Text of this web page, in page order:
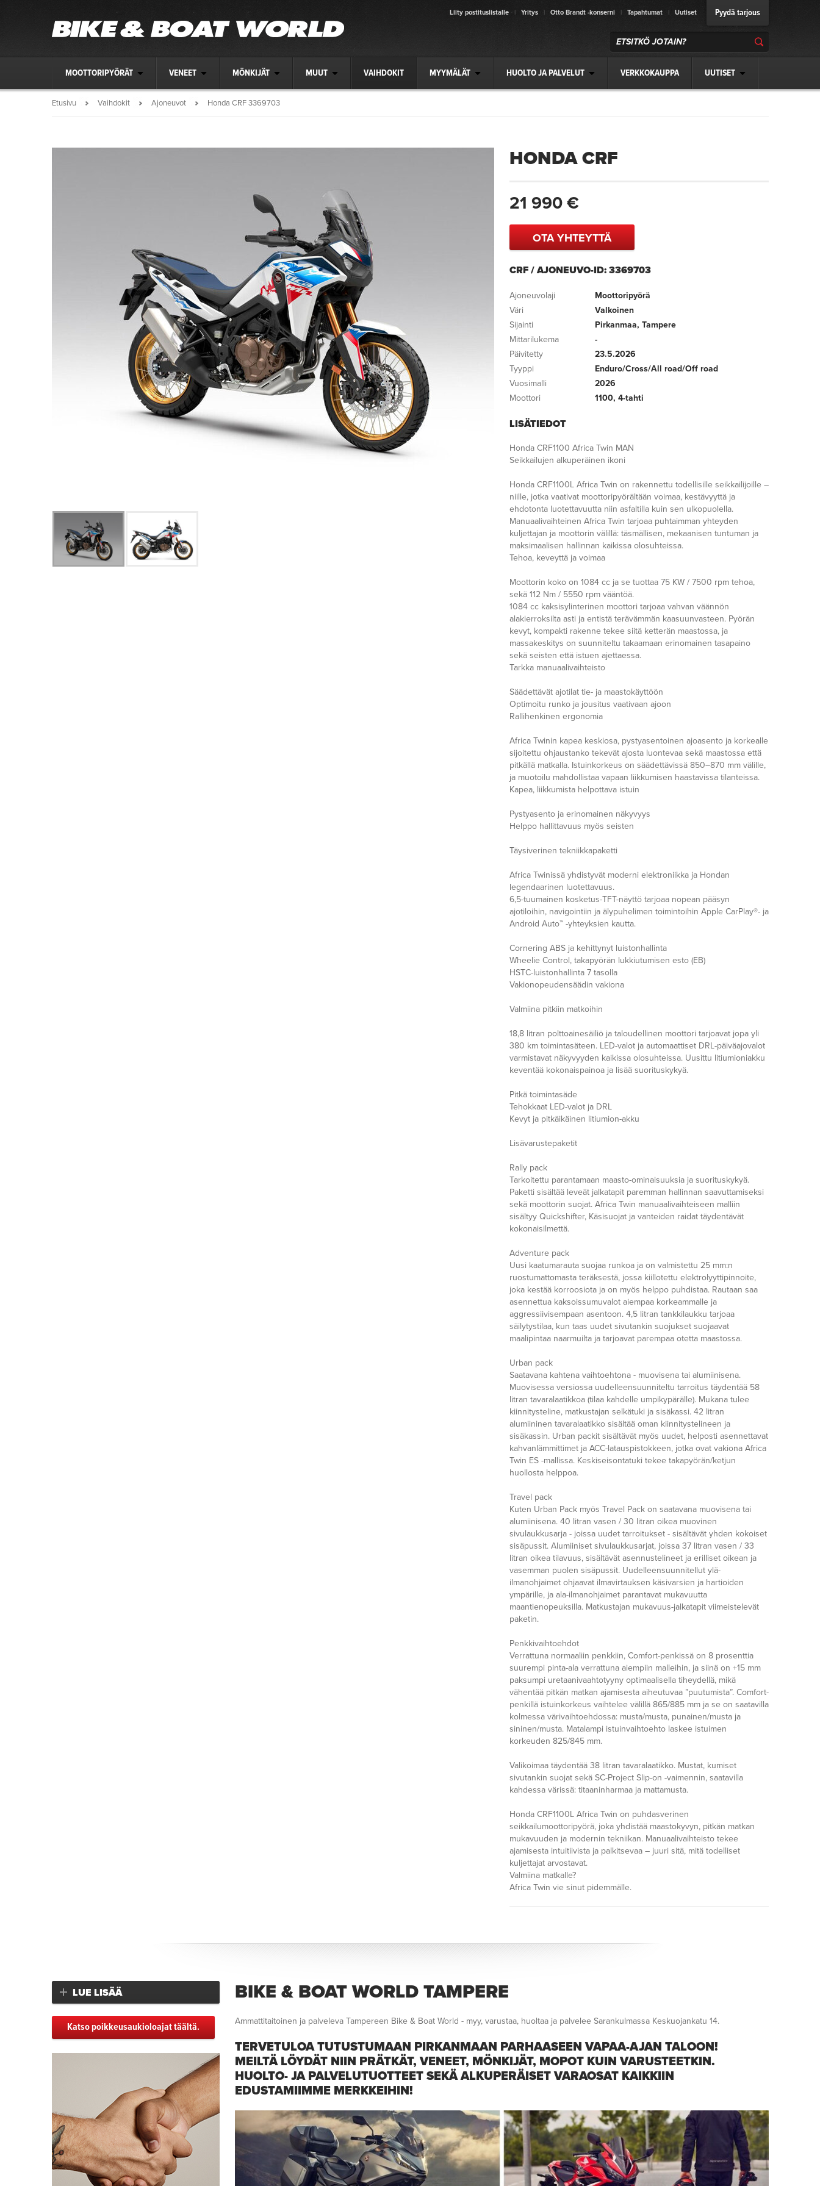
Liity postituslistalle | Yritys | Otto Brandt -konserni | Tapahtumat | Uutiset Pyydä tarjous
MOOTTORIPYÖRÄT VENEET MÖNKIJÄT MUUT VAIHDOKIT MYYMÄLÄT HUOLTO JA PALVELUT VERKKOKAUPPA UUTISET
Etusivu Vaihdokit Ajoneuvot Honda CRF 3369703
HONDA CRF
21 990 €
OTA YHTEYTTÄ
CRF / AJONEUVO-ID: 3369703
Ajoneuvolaji
Moottoripyörä
Väri
Valkoinen
Sijainti
Pirkanmaa, Tampere
Mittarilukema
-
Päivitetty
23.5.2026
Tyyppi
Enduro/Cross/All road/Off road
Vuosimalli
2026
Moottori
1100, 4-tahti
LISÄTIEDOT
Honda CRF1100 Africa Twin MAN
Seikkailujen alkuperäinen ikoni
Honda CRF1100L Africa Twin on rakennettu todellisille seikkailijoille –
niille, jotka vaativat moottoripyörältään voimaa, kestävyyttä ja
ehdotonta luotettavuutta niin asfaltilla kuin sen ulkopuolella.
Manuaalivaihteinen Africa Twin tarjoaa puhtaimman yhteyden
kuljettajan ja moottorin välillä: täsmällisen, mekaanisen tuntuman ja
maksimaalisen hallinnan kaikissa olosuhteissa.
Tehoa, keveyttä ja voimaa
Moottorin koko on 1084 cc ja se tuottaa 75 KW / 7500 rpm tehoa,
sekä 112 Nm / 5550 rpm vääntöä.
1084 cc kaksisylinterinen moottori tarjoaa vahvan väännön
alakierroksilta asti ja entistä terävämmän kaasuunvasteen. Pyörän
kevyt, kompakti rakenne tekee siitä ketterän maastossa, ja
massakeskitys on suunniteltu takaamaan erinomainen tasapaino
sekä seisten että istuen ajettaessa.
Tarkka manuaalivaihteisto
Säädettävät ajotilat tie- ja maastokäyttöön
Optimoitu runko ja jousitus vaativaan ajoon
Rallihenkinen ergonomia
Africa Twinin kapea keskiosa, pystyasentoinen ajoasento ja korkealle
sijoitettu ohjaustanko tekevät ajosta luontevaa sekä maastossa että
pitkällä matkalla. Istuinkorkeus on säädettävissä 850–870 mm välille,
ja muotoilu mahdollistaa vapaan liikkumisen haastavissa tilanteissa.
Kapea, liikkumista helpottava istuin
Pystyasento ja erinomainen näkyvyys
Helppo hallittavuus myös seisten
Täysiverinen tekniikkapaketti
Africa Twinissä yhdistyvät moderni elektroniikka ja Hondan
legendaarinen luotettavuus.
6,5-tuumainen kosketus-TFT-näyttö tarjoaa nopean pääsyn
ajotiloihin, navigointiin ja älypuhelimen toimintoihin Apple CarPlay®- ja
Android Auto™ -yhteyksien kautta.
Cornering ABS ja kehittynyt luistonhallinta
Wheelie Control, takapyörän lukkiutumisen esto (EB)
HSTC-luistonhallinta 7 tasolla
Vakionopeudensäädin vakiona
Valmiina pitkiin matkoihin
18,8 litran polttoainesäiliö ja taloudellinen moottori tarjoavat jopa yli
380 km toimintasäteen. LED-valot ja automaattiset DRL-päiväajovalot
varmistavat näkyvyyden kaikissa olosuhteissa. Uusittu litiumioniakku
keventää kokonaispainoa ja lisää suorituskykyä.
Pitkä toimintasäde
Tehokkaat LED-valot ja DRL
Kevyt ja pitkäikäinen litiumion-akku
Lisävarustepaketit
Rally pack
Tarkoitettu parantamaan maasto-ominaisuuksia ja suorituskykyä.
Paketti sisältää leveät jalkatapit paremman hallinnan saavuttamiseksi
sekä moottorin suojat. Africa Twin manuaalivaihteiseen malliin
sisältyy Quickshifter, Käsisuojat ja vanteiden raidat täydentävät
kokonaisilmettä.
Adventure pack
Uusi kaatumarauta suojaa runkoa ja on valmistettu 25 mm:n
ruostumattomasta teräksestä, jossa kiillotettu elektrolyyttipinnoite,
joka kestää korroosiota ja on myös helppo puhdistaa. Rautaan saa
asennettua kaksoissumuvalot aiempaa korkeammalle ja
aggressiivisempaan asentoon. 4,5 litran tankkilaukku tarjoaa
säilytystilaa, kun taas uudet sivutankin suojukset suojaavat
maalipintaa naarmuilta ja tarjoavat parempaa otetta maastossa.
Urban pack
Saatavana kahtena vaihtoehtona - muovisena tai alumiinisena.
Muovisessa versiossa uudelleensuunniteltu tarroitus täydentää 58
litran tavaralaatikkoa (tilaa kahdelle umpikypärälle). Mukana tulee
kiinnitysteline, matkustajan selkätuki ja sisäkassi. 42 litran
alumiininen tavaralaatikko sisältää oman kiinnitystelineen ja
sisäkassin. Urban packit sisältävät myös uudet, helposti asennettavat
kahvanlämmittimet ja ACC-latauspistokkeen, jotka ovat vakiona Africa
Twin ES -mallissa. Keskiseisontatuki tekee takapyörän/ketjun
huollosta helppoa.
Travel pack
Kuten Urban Pack myös Travel Pack on saatavana muovisena tai
alumiinisena. 40 litran vasen / 30 litran oikea muovinen
sivulaukkusarja - joissa uudet tarroitukset - sisältävät yhden kokoiset
sisäpussit. Alumiiniset sivulaukkusarjat, joissa 37 litran vasen / 33
litran oikea tilavuus, sisältävät asennustelineet ja erilliset oikean ja
vasemman puolen sisäpussit. Uudelleensuunnitellut ylä-
ilmanohjaimet ohjaavat ilmavirtauksen käsivarsien ja hartioiden
ympärille, ja ala-ilmanohjaimet parantavat mukavuutta
maantienopeuksilla. Matkustajan mukavuus-jalkatapit viimeistelevät
paketin.
Penkkivaihtoehdot
Verrattuna normaaliin penkkiin, Comfort-penkissä on 8 prosenttia
suurempi pinta-ala verrattuna aiempiin malleihin, ja siinä on +15 mm
paksumpi uretaanivaahtotyyny optimaalisella tiheydellä, mikä
vähentää pitkän matkan ajamisesta aiheutuvaa ”puutumista”. Comfort-
penkillä istuinkorkeus vaihtelee välillä 865/885 mm ja se on saatavilla
kolmessa värivaihtoehdossa: musta/musta, punainen/musta ja
sininen/musta. Matalampi istuinvaihtoehto laskee istuimen
korkeuden 825/845 mm.
Valikoimaa täydentää 38 litran tavaralaatikko. Mustat, kumiset
sivutankin suojat sekä SC-Project Slip-on -vaimennin, saatavilla
kahdessa värissä: titaaninharmaa ja mattamusta.
Honda CRF1100L Africa Twin on puhdasverinen
seikkailumoottoripyörä, joka yhdistää maastokyvyn, pitkän matkan
mukavuuden ja modernin tekniikan. Manuaalivaihteisto tekee
ajamisesta intuitiivista ja palkitsevaa – juuri sitä, mitä todelliset
kuljettajat arvostavat.
Valmiina matkalle?
Africa Twin vie sinut pidemmälle.
BIKE & BOAT WORLD TAMPERE
Ammattitaitoinen ja palveleva Tampereen Bike & Boat World - myy, varustaa, huoltaa ja palvelee Sarankulmassa Keskuojankatu 14.
TERVETULOA TUTUSTUMAAN PIRKANMAAN PARHAASEEN VAPAA-AJAN TALOON!
MEILTÄ LÖYDÄT NIIN PRÄTKÄT, VENEET, MÖNKIJÄT, MOPOT KUIN VARUSTEETKIN.
HUOLTO- JA PALVELUTUOTTEET SEKÄ ALKUPERÄISET VARAOSAT KAIKKIIN
EDUSTAMIIMME MERKKEIHIN!
LUE LISÄÄ
Katso poikkeusaukioloajat täältä.